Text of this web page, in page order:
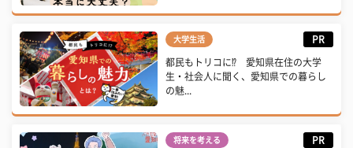
大学生活 PR
都民もトリコに⁉ 愛知県在住の大学
生・社会人に聞く、愛知県での暮らし
の魅...
将来を考える PR